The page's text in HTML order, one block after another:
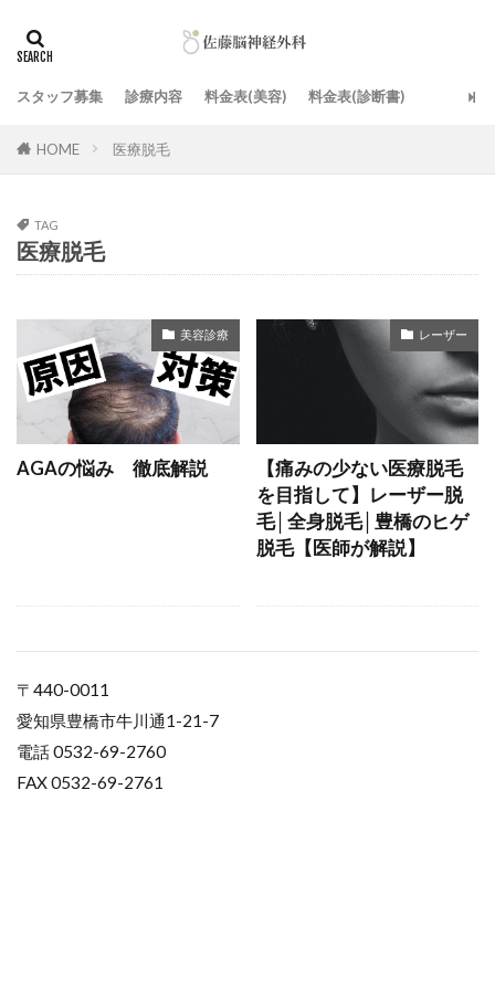
スタッフ募集 診療内容 料金表(美容) 料金表(診断書)
HOME 医療脱毛
TAG
医療脱毛
美容診療
AGAの悩み 徹底解説
レーザー
【痛みの少ない医療脱毛
を目指して】レーザー脱
毛│全身脱毛│豊橋のヒゲ
脱毛【医師が解説】
〒440-0011
愛知県豊橋市牛川通1-21-7
電話 0532-69-2760
FAX 0532-69-2761